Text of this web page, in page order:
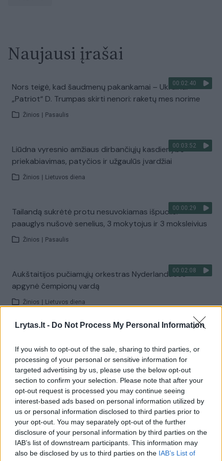
Lrytas.lt - Do Not Process My Personal Information
If you wish to opt-out of the sale, sharing to third parties, or
processing of your personal or sensitive information for
targeted advertising by us, please use the below opt-out
section to confirm your selection. Please note that after your
opt-out request is processed you may continue seeing
interest-based ads based on personal information utilized by
us or personal information disclosed to third parties prior to
your opt-out. You may separately opt-out of the further
disclosure of your personal information by third parties on the
IAB’s list of downstream participants. This information may
also be disclosed by us to third parties on the IAB’s List of
Naujausi įrašai
00:02:40
Nors teigė, kad šaudmenų pakankamai – Ukrainai
„Patriot“ D. Trumpas skirti nenori: raketų mes norime
Žinios Pasaulis
00:03:52
Liūdna vyresnio amžiaus dirbančiųjų kasdienybė –
priekabiavimas, patyčios ir užgaulūs įvardžiai
Žinios Lietuvos diena
00:00:29
Tailandą sukrėtė protu nesuvokiamas išpuolis:
paauglys nušovė senelius, 3 mokytojus ir 3 moksleivius
Žinios Pasaulis
00:02:08
Aukštaitijos pučiamųjų orkestras Nyderlanduose
apgynė čempionų vardą
Žinios Lietuvos diena
Žiūrimiausi įrašai
00:00:30
Vaizdai iš tragiškos avarijos Vilniaus r.: dviejų moterų ir
vaiko gyvybių išgelbėti nepavyko
Žinios Lietuvos diena